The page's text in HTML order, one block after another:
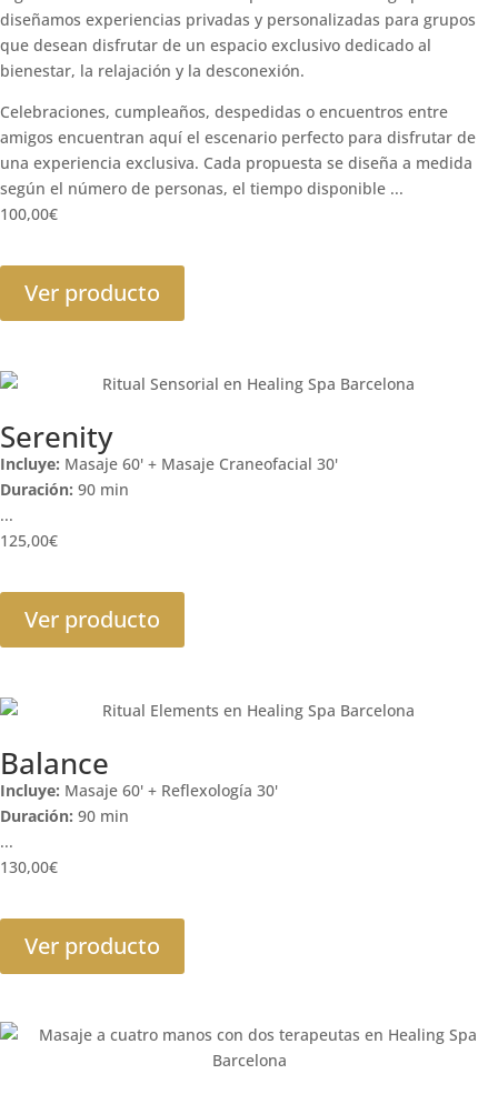
diseñamos experiencias privadas y personalizadas para grupos
que desean disfrutar de un espacio exclusivo dedicado al
bienestar, la relajación y la desconexión.
Celebraciones, cumpleaños, despedidas o encuentros entre
amigos encuentran aquí el escenario perfecto para disfrutar de
una experiencia exclusiva. Cada propuesta se diseña a medida
según el número de personas, el tiempo disponible ...
100,00€
Ver producto
Serenity
Incluye: Masaje 60' + Masaje Craneofacial 30'
Duración: 90 min
...
125,00€
Ver producto
Balance
Incluye: Masaje 60' + Reflexología 30'
Duración: 90 min
...
130,00€
Ver producto